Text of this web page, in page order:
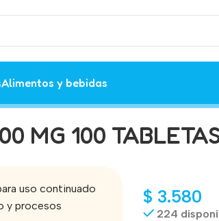
Alimentos y bebidas
MG 100
uso continuado
y procesos
$ 3.580
224